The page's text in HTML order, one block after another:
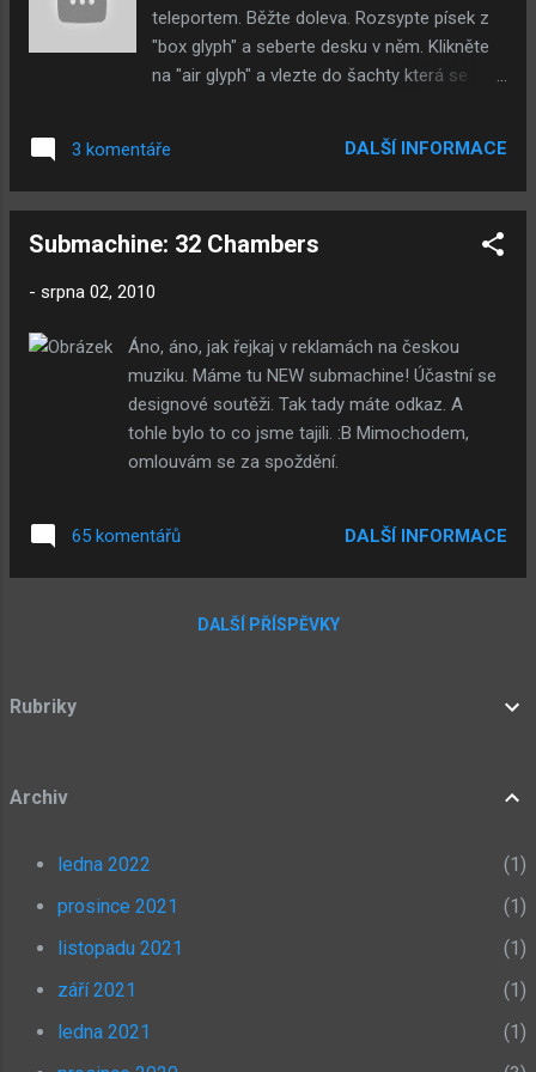
teleportem. Běžte doleva. Rozsypte písek z
"box glyph" a seberte desku v něm. Klikněte
na "air glyph" a vlezte do šachty která se
kámen a projděte šachtou dolů. Běžte doleva
seberte "lever handle" a na kraji třetí zelený
kámen. Běžte podle malby nahorů a seberte
a "lever handle" strčte do díry a zmáčkněte
seberte opřenou tyč a běžte doprava.
Seberte nad dírou, na stojanu mísu. Běžte 2x
doprava a tam naklikejte symbol s popiskem
"air" o jedno doprava "wind" a seberte čtvrtý
zelený kámen, a zase o jedno naklikejte "fire"
a rozsypte "box glyph" a seberte z něj
kamenou kouli. Běžte doleva 3x a dolů.
seberte pátý zelený kámen a běžte dolů.
3 komentáře DALŠÍ INFORMACE
Submachine: 32 Chambers
- srpna 02, 2010
Áno, áno, jak řejkaj v reklamách na českou
muziku. Máme tu NEW submachine! Účastní se
designové soutěži. Tak tady máte odkaz. A
tohle bylo to co jsme tajili. :B Mimochodem,
omlouvám se za spoždění.
65 komentářů DALŠÍ INFORMACE
DALŠÍ PŘÍSPĚVKY
Rubriky
Archiv
ledna 2022
1
prosince 2021
1
listopadu 2021
1
září 2021
1
ledna 2021
1